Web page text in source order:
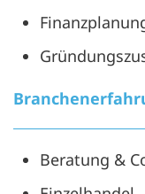
Beratung &